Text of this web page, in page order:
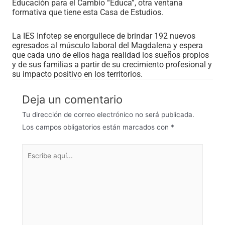
Educación para el Cambio “Educa”, otra ventana
formativa que tiene esta Casa de Estudios.
La IES Infotep se enorgullece de brindar 192 nuevos
egresados al músculo laboral del Magdalena y espera
que cada uno de ellos haga realidad los sueños propios
y de sus familias a partir de su crecimiento profesional y
su impacto positivo en los territorios.
Deja un comentario
Tu dirección de correo electrónico no será publicada.
Los campos obligatorios están marcados con *